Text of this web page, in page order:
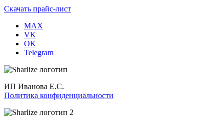
Скачать прайс-лист
MAX
VK
OK
Telegram
ИП Иванова Е.С.
Политика конфиденциальности